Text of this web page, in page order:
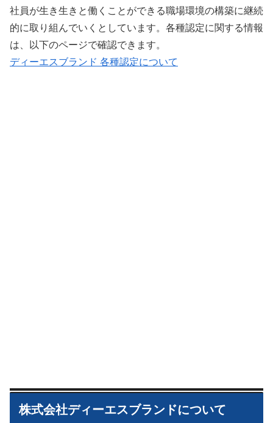
社員が生き生きと働くことができる職場環境の構築に継続
的に取り組んでいくとしています。各種認定に関する情報
は、以下のページで確認できます。
ディーエスブランド 各種認定について
株式会社ディーエスブランドについて